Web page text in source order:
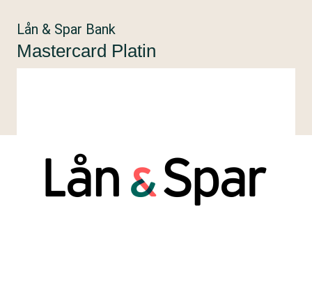
Lån & Spar Bank
Mastercard Platin